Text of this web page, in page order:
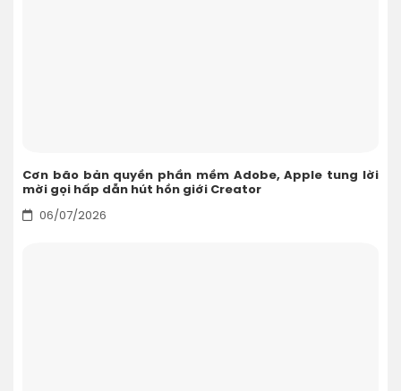
Cơn bão bản quyền phần mềm Adobe, Apple tung lời
mời gọi hấp dẫn hút hồn giới Creator
06/07/2026